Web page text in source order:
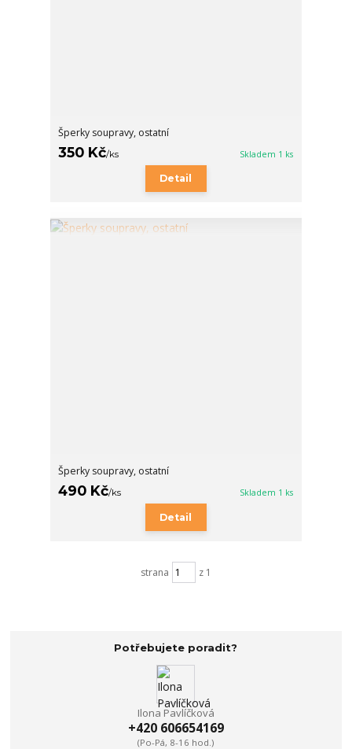
Šperky soupravy, ostatní
350 Kč/ks Skladem 1 ks
Detail
Šperky soupravy, ostatní
490 Kč/ks Skladem 1 ks
Detail
strana z 1
Potřebujete poradit?
Ilona Pavlíčková
+420 606654169
(Po-Pá, 8-16 hod.)